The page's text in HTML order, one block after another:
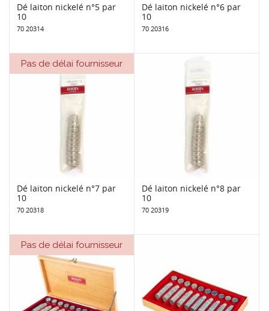
Dé laiton nickelé n°5 par
10
70 20314
Dé laiton nickelé n°6 par
10
70 20316
Pas de délai fournisseur
Dé laiton nickelé n°7 par
10
70 20318
Dé laiton nickelé n°8 par
10
70 20319
Pas de délai fournisseur